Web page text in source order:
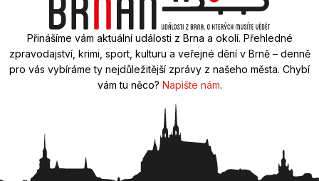
Přinášíme vám aktuální události z Brna a okolí. Přehledné
zpravodajství, krimi, sport, kulturu a veřejné dění v Brně – denně
pro vás vybíráme ty nejdůležitější zprávy z našeho města. Chybí
vám tu něco? Napište nám.